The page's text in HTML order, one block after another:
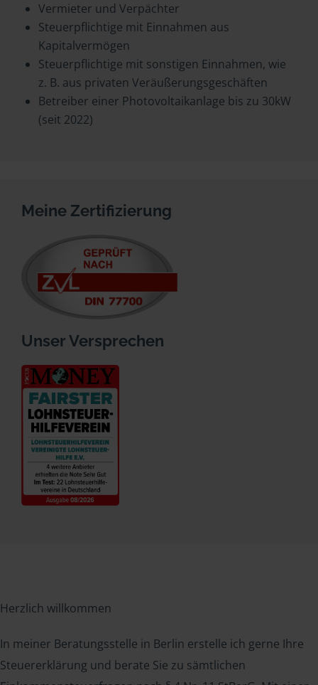
Vermieter und Verpächter
Steuerpflichtige mit Einnahmen aus
Kapitalvermögen
Steuerpflichtige mit sonstigen Einnahmen, wie
z. B. aus privaten Veräußerungsgeschäften
Betreiber einer Photovoltaikanlage bis zu 30kW
(seit 2022)
Meine Zertifizierung
Unser Versprechen
Herzlich willkommen
In meiner Beratungsstelle in Berlin erstelle ich gerne Ihre
Steuererklärung und berate Sie zu sämtlichen